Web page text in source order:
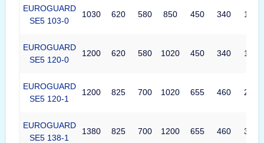
EUROGUARD
SE5 103-0
1030 620 580 850 450 340 124
EUROGUARD
SE5 120-0
1200 620 580 1020 450 340 149
EUROGUARD
SE5 120-1
1200 825 700 1020 655 460 297
EUROGUARD
SE5 138-1
1380 825 700 1200 655 460 349